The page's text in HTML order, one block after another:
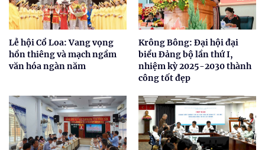
Lễ hội Cổ Loa: Vang vọng
hồn thiêng và mạch ngầm
văn hóa ngàn năm
Krông Bông: Đại hội đại
biểu Đảng bộ lần thứ I,
nhiệm kỳ 2025-2030 thành
công tốt đẹp